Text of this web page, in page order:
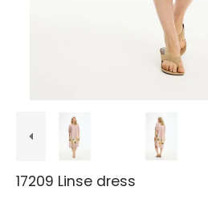
17209 Linse dress